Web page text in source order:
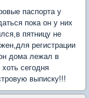
паспорта у
пока он у них
пятницу не
регистрации
дома лежал в
сегодня
выписку!!!